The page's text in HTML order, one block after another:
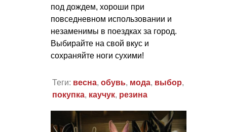
под дождем, хороши при
повседневном использовании и
незаменимы в поездках за город.
Выбирайте на свой вкус и
сохраняйте ноги сухими!
Теги: весна, обувь, мода, выбор,
покупка, каучук, резина